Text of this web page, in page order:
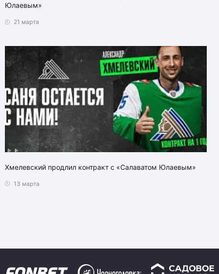
Юлаевым»
21 марта
Хмелевский продлил контракт с «Салаватом Юлаевым»
13 марта